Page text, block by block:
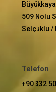
509 Nolu
Selçuklu /
Telefon
+90 332